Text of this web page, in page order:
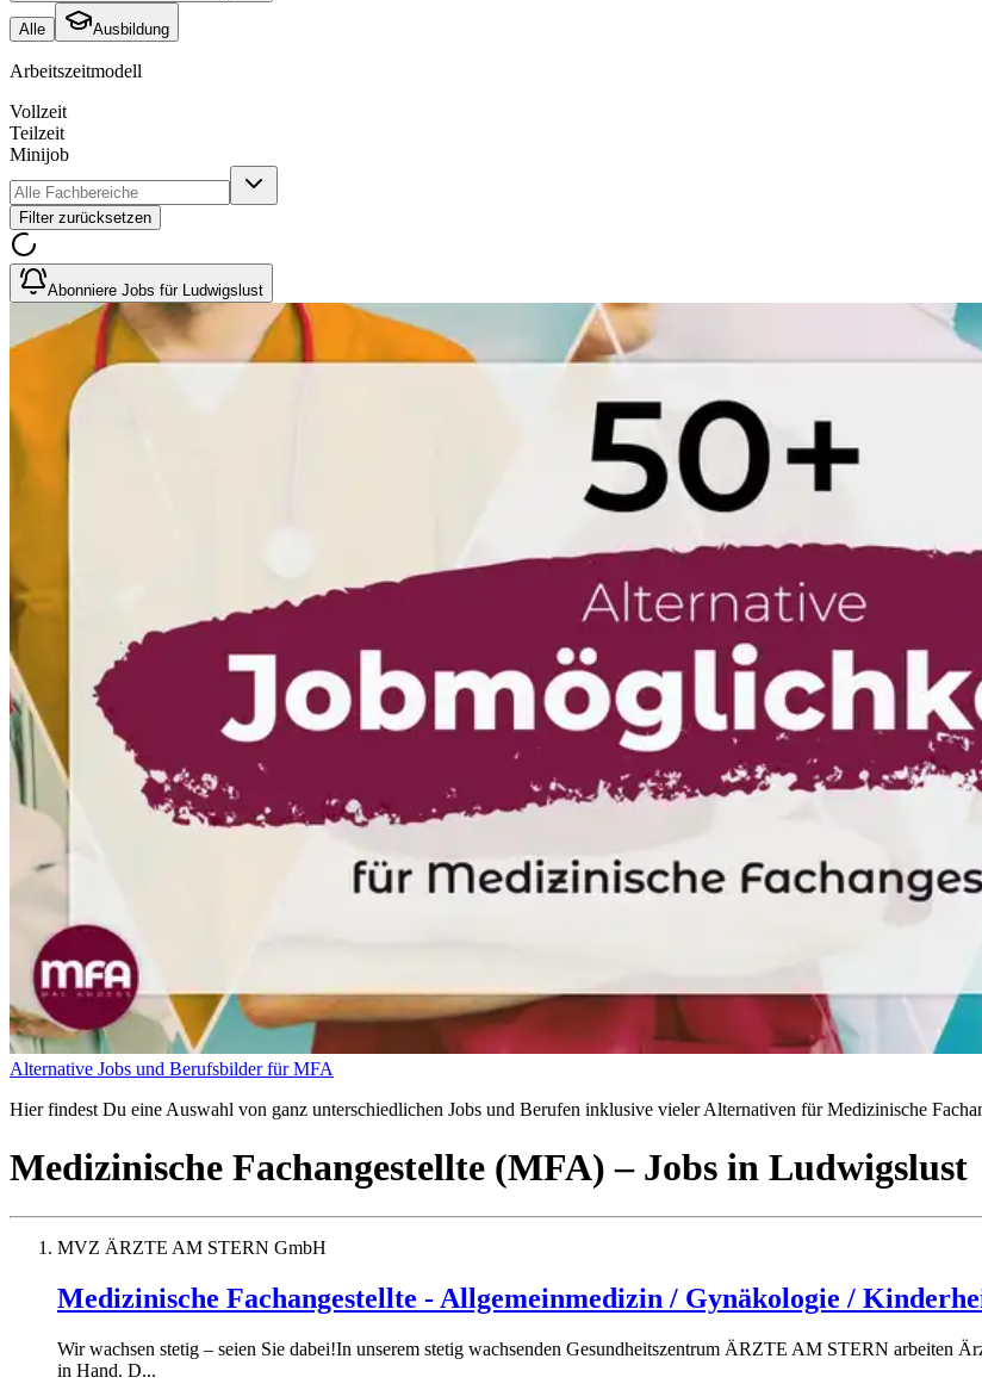
Alle Ausbildung
Arbeitszeitmodell
Vollzeit
Teilzeit
Minijob
Filter zurücksetzen
Abonniere Jobs für Ludwigslust
Alternative Jobs und Berufsbilder für MFA
Hier findest Du eine Auswahl von ganz unterschiedlichen Jobs und Berufen inklusive vieler Alternativen für Medizinische
Medizinische Fachangestellte (MFA) – Jobs in Ludwigslust
MVZ ÄRZTE AM STERN GmbH
Medizinische Fachangestellte - Allgemeinmedizin / Gynäkologie /
Wir wachsen stetig – seien Sie dabei!In unserem stetig wachsenden Gesundheitszentrum ÄRZTE AM STERN arbeiten
in Hand. D...